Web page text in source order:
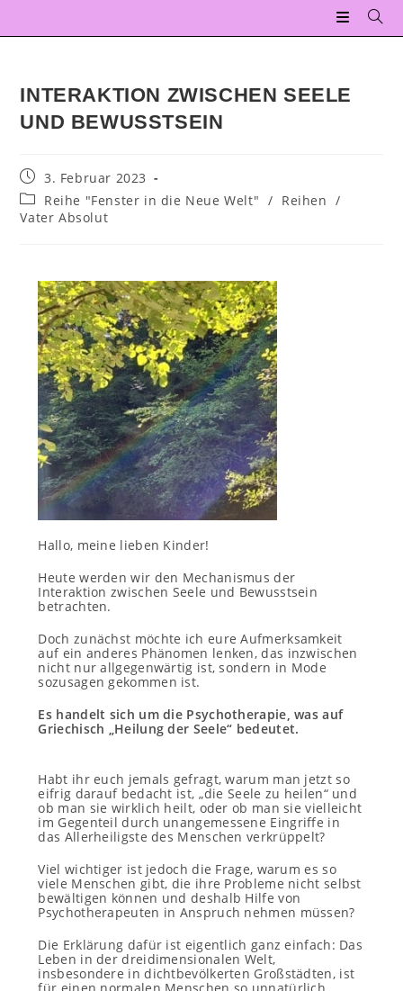
INTERAKTION ZWISCHEN SEELE
UND BEWUSSTSEIN
3. Februar 2023
Reihe "Fenster in die Neue Welt" / Reihen /
Vater Absolut
Hallo, meine lieben Kinder!
Heute werden wir den Mechanismus der
Interaktion zwischen Seele und Bewusstsein
betrachten.
Doch zunächst möchte ich eure Aufmerksamkeit
auf ein anderes Phänomen lenken, das inzwischen
nicht nur allgegenwärtig ist, sondern in Mode
sozusagen gekommen ist.
Es handelt sich um die Psychotherapie, was auf
Griechisch „Heilung der Seele“ bedeutet.
Habt ihr euch jemals gefragt, warum man jetzt so
eifrig darauf bedacht ist, „die Seele zu heilen“ und
ob man sie wirklich heilt, oder ob man sie vielleicht
im Gegenteil durch unangemessene Eingriffe in
das Allerheiligste des Menschen verkrüppelt?
Viel wichtiger ist jedoch die Frage, warum es so
viele Menschen gibt, die ihre Probleme nicht selbst
bewältigen können und deshalb Hilfe von
Psychotherapeuten in Anspruch nehmen müssen?
Die Erklärung dafür ist eigentlich ganz einfach: Das
Leben in der dreidimensionalen Welt,
insbesondere in dichtbevölkerten Großstädten, ist